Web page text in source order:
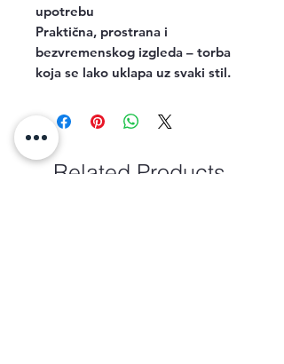
upotrebu
Praktična, prostrana i
bezvremenskog izgleda – torba
koja se lako uklapa uz svaki stil.
Related Products